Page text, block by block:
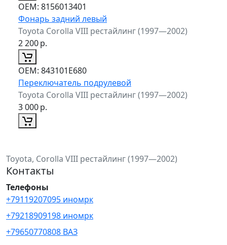
ОЕМ: 8156013401
Фонарь задний левый
Toyota Corolla VIII рестайлинг (1997—2002)
2 200р.
ОЕМ: 843101E680
Переключатель подрулевой
Toyota Corolla VIII рестайлинг (1997—2002)
3 000р.
Toyota, Corolla VIII рестайлинг (1997—2002)
Контакты
Телефоны
+79119207095 иномрк
+79218909198 иномрк
+79650770808 ВАЗ